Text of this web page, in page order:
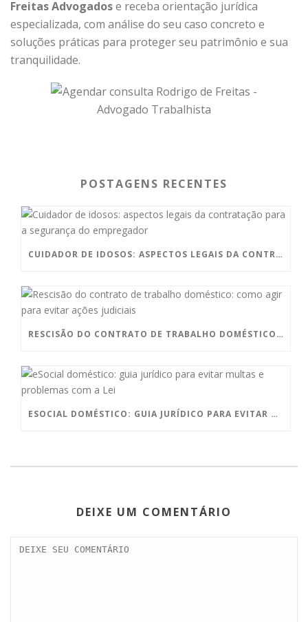
Freitas Advogadose receba orientação jurídica
especializada, com análise do seu caso concreto e
soluções práticas para proteger seu patrimônio e sua
tranquilidade.
POSTAGENS RECENTES
CUIDADOR DE IDOSOS: ASPECTOS LEGAIS DA CONTRATAÇÃO PARA A SEGURANÇA DO EMPREGADOR
RESCISÃO DO CONTRATO DE TRABALHO DOMÉSTICO: COMO AGIR PARA EVITAR AÇÕES JUDICIAIS
ESOCIAL DOMÉSTICO: GUIA JURÍDICO PARA EVITAR MULTAS E PROBLEMAS COM A LEI
DEIXE UM COMENTÁRIO